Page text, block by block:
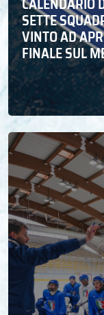
SETTE
VINTO AD
FINALE SUL